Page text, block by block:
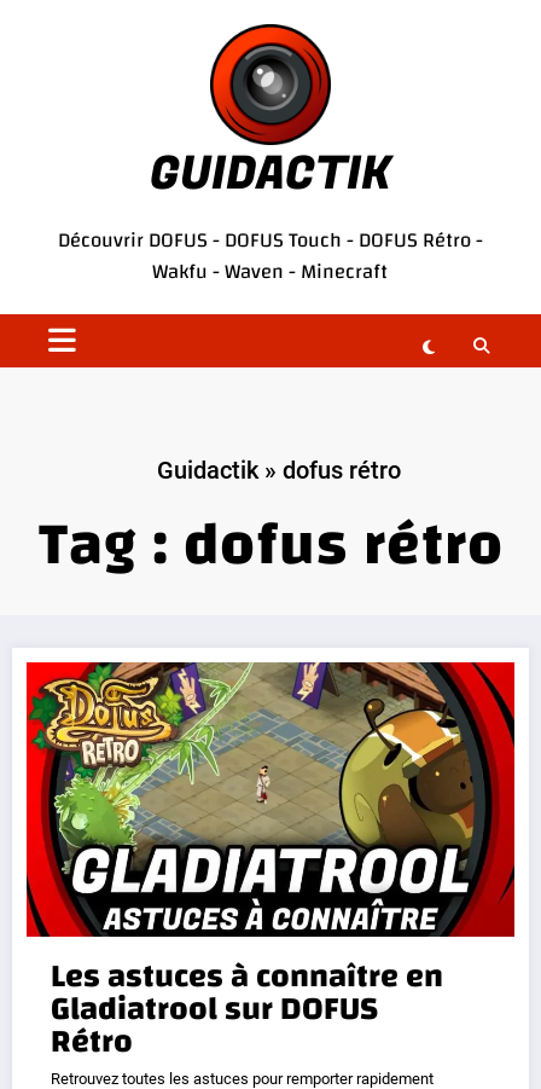
GUIDACTIK
DécouvrirDOFUS-DOFUS Touch-DOFUS Rétro-
Wakfu-Waven-Minecraft
Guidactik» dofus rétro
Tag : dofus rétro
Les astuces à connaître en
Gladiatrool sur DOFUS
Rétro
Retrouvez toutes les astuces pour remporter rapidement